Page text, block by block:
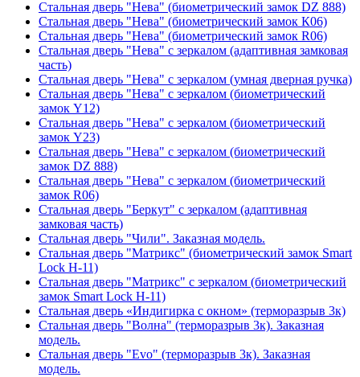
Стальная дверь "Нева" (биометрический замок DZ 888)
Стальная дверь "Нева" (биометрический замок К06)
Стальная дверь "Нева" (биометрический замок R06)
Стальная дверь "Нева" с зеркалом (адаптивная замковая
часть)
Стальная дверь "Нева" с зеркалом (умная дверная ручка)
Стальная дверь "Нева" с зеркалом (биометрический
замок Y12)
Стальная дверь "Нева" с зеркалом (биометрический
замок Y23)
Стальная дверь "Нева" с зеркалом (биометрический
замок DZ 888)
Стальная дверь "Нева" с зеркалом (биометрический
замок R06)
Стальная дверь "Беркут" с зеркалом (адаптивная
замковая часть)
Стальная дверь "Чили". Заказная модель.
Стальная дверь "Матрикс" (биометрический замок Smart
Lock H-11)
Стальная дверь "Матрикс" с зеркалом (биометрический
замок Smart Lock H-11)
Стальная дверь «Индигирка с окном» (терморазрыв 3к)
Стальная дверь "Волна" (терморазрыв 3к). Заказная
модель.
Стальная дверь "Evo" (терморазрыв 3к). Заказная
модель.